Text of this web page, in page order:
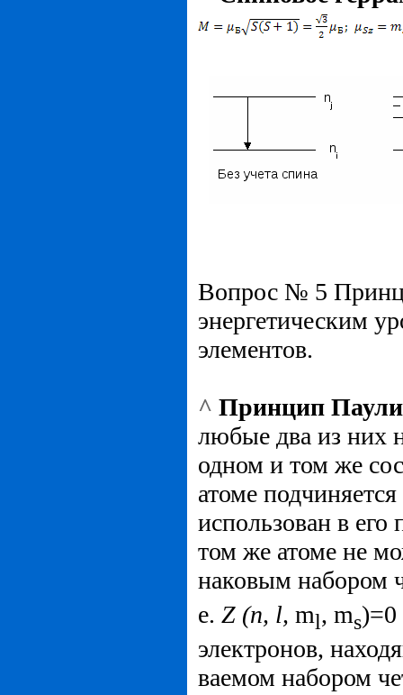
Вопрос № 5
энергетическим
элементов.
^ Принцип Паули
любые два из них
одном и том же
атоме
использован в
том же атоме не
наковым набором
е. Z (n, l, ml, ms)=0
электронов,
ваемом набором